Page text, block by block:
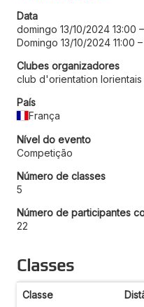
Data
domingo 13/10/2024 13:00 –
Domingo 13/10/2024 11:00 –
Clubes organizadores
club d'orientation lorientais
País
França
Nível do evento
Competição
Número de classes
5
Número de participantes
22
Classes
Classe